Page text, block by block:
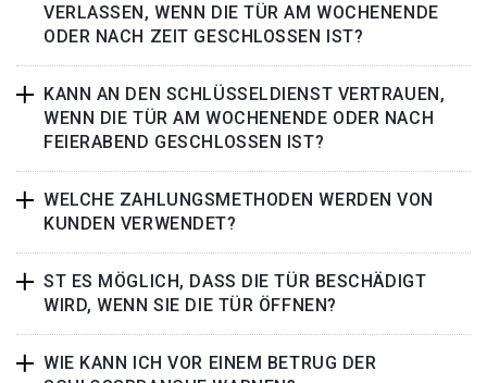
VERLASSEN, WENN DIE TÜR AM WOCHENENDE
ODER NACH ZEIT GESCHLOSSEN IST?
KANN AN DEN SCHLÜSSELDIENST VERTRAUEN,
WENN DIE TÜR AM WOCHENENDE ODER NACH
FEIERABEND GESCHLOSSEN IST?
WELCHE ZAHLUNGSMETHODEN WERDEN VON
KUNDEN VERWENDET?
ST ES MÖGLICH, DASS DIE TÜR BESCHÄDIGT
WIRD, WENN SIE DIE TÜR ÖFFNEN?
WIE KANN ICH VOR EINEM BETRUG DER